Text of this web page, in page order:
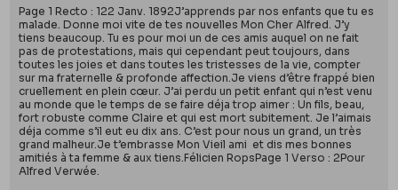
Page 1 Recto : 122 Janv. 1892J’apprends par nos enfants que tu es
malade. Donne moi vite de tes nouvelles Mon Cher Alfred. J’y
tiens beaucoup. Tu es pour moi un de ces amis auquel on ne fait
pas de protestations, mais qui cependant peut toujours, dans
toutes les joies et dans toutes les tristesses de la vie, compter
sur ma fraternelle & profonde affection.Je viens d’être frappé bien
cruellement en plein cœur. J’ai perdu un petit enfant qui n’est venu
au monde que le temps de se faire déja trop aimer : Un fils, beau,
fort robuste comme Claire et qui est mort subitement. Je l’aimais
déja comme s’il eut eu dix ans. C’est pour nous un grand, un très
grand malheur.Je t’embrasse Mon Vieil ami et dis mes bonnes
amitiés à ta femme & aux tiens.Félicien RopsPage 1 Verso : 2Pour
Alfred Verwée.